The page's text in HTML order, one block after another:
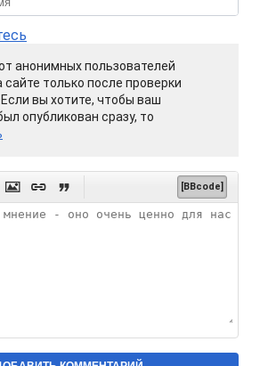
анонимных пользователей
только после проверки
вы хотите, чтобы ваш
опубликован сразу, то
   [BBcode]